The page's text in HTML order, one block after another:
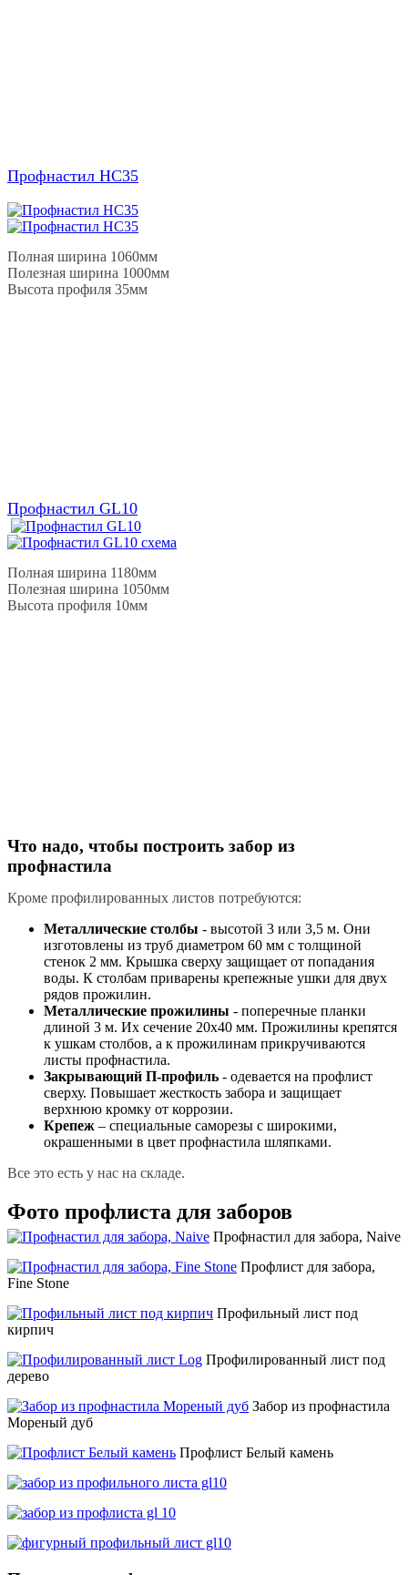
Профнастил НС35
Полная ширина 1060мм
Полезная ширина 1000мм
Высота профиля 35мм
Профнастил GL10
Полная ширина 1180мм
Полезная ширина 1050мм
Высота профиля 10мм
Что надо, чтобы построить забор из
профнастила
Кроме профилированных листов потребуются:
Металлические столбы - высотой 3 или 3,5 м. Они
изготовлены из труб диаметром 60 мм с толщиной
стенок 2 мм. Крышка сверху защищает от попадания
воды. К столбам приварены крепежные ушки для двух
рядов прожилин.
Металлические прожилины - поперечные планки
длиной 3 м. Их сечение 20х40 мм. Прожилины крепятся
к ушкам столбов, а к прожилинам прикручиваются
листы профнастила.
Закрывающий П-профиль - одевается на профлист
сверху. Повышает жесткость забора и защищает
верхнюю кромку от коррозии.
Крепеж – специальные саморезы с широкими,
окрашенными в цвет профнастила шляпками.
Все это есть у нас на складе.
Фото профлиста для заборов
Профнастил для забора, Naive
Профлист для забора,
Fine Stone
Профильный лист под
кирпич
Профилированный лист под
дерево
Забор из профнастила
Мореный дуб
Профлист Белый камень